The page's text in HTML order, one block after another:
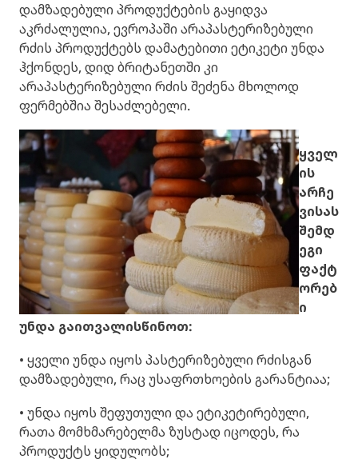
დამზადებული პროდუქტების გაყიდვა
აკრძალულია, ევროპაში არაპასტერიზებული
რძის პროდუქტებს დამატებითი ეტიკეტი უნდა
ჰქონდეს, დიდ ბრიტანეთში კი
არაპასტერიზებული რძის შეძენა მხოლოდ
ფერმებშია შესაძლებელი.
ყველ
ის
არჩე
ვისას
შემდ
ეგი
ფაქტ
ორებ
ი
უნდა გაითვალისწინოთ:
• ყველი უნდა იყოს პასტერიზებული რძისგან
დამზადებული, რაც უსაფრთხოების გარანტიაა;
• უნდა იყოს შეფუთული და ეტიკეტირებული,
რათა მომხმარებელმა ზუსტად იცოდეს, რა
პროდუქტს ყიდულობს;